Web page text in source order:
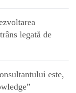
legată de
este,